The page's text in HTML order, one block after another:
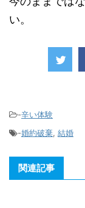
い。
-辛い体験
-婚約破棄, 結婚
関連記事